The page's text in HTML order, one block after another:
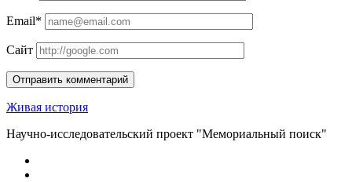
Email*
Сайт
Живая история
Научно-исследовательский проект "Мемориальный поиск"